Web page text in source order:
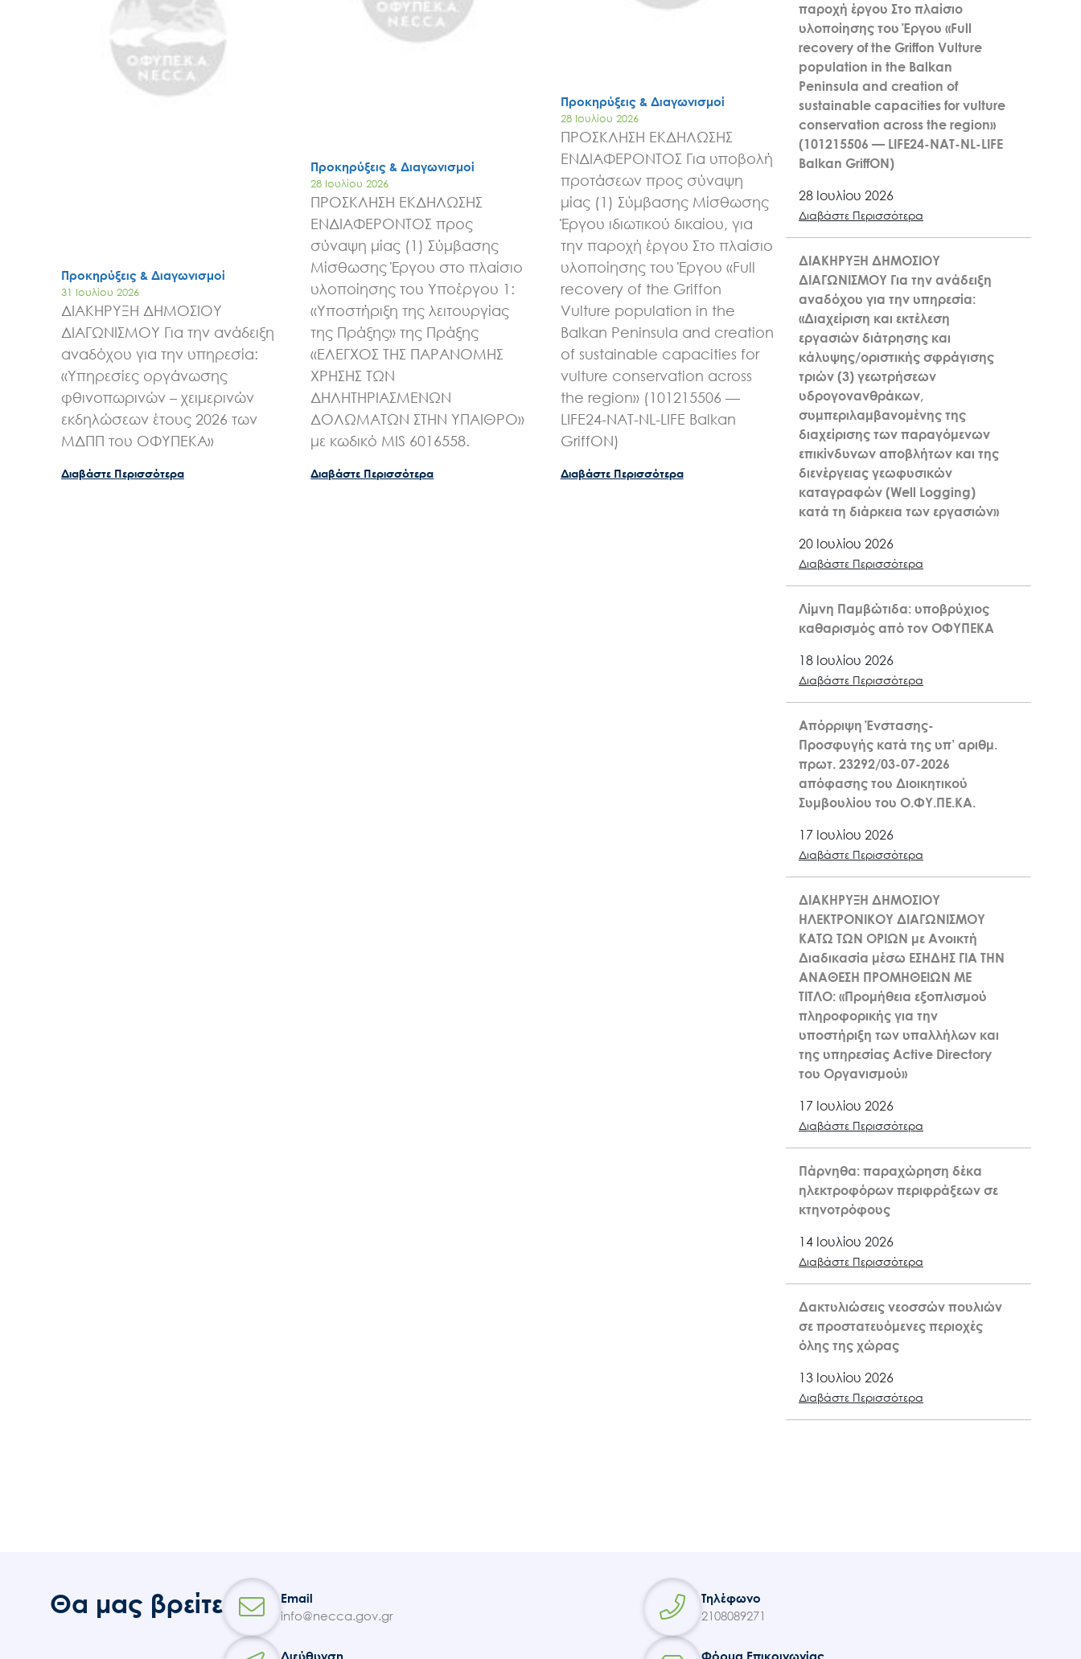
Προκηρύξεις & Διαγωνισμοί
31 Ιουλίου 2026
ΔΙΑΚΗΡΥΞΗ ΔΗΜΟΣΙΟΥ
ΔΙΑΓΩΝΙΣΜΟΥ Για την ανάδειξη
αναδόχου για την υπηρεσία:
«Υπηρεσίες οργάνωσης
φθινοπωρινών – χειμερινών
εκδηλώσεων έτους 2026 των
ΜΔΠΠ του ΟΦΥΠΕΚΑ»
Διαβάστε Περισσότερα
Προκηρύξεις & Διαγωνισμοί
28 Ιουλίου 2026
ΠΡΟΣΚΛΗΣΗ ΕΚΔΗΛΩΣΗΣ
ΕΝΔΙΑΦΕΡΟΝΤΟΣ προς
σύναψη μίας (1) Σύμβασης
Μίσθωσης Έργου στο πλαίσιο
υλοποίησης του Υποέργου 1:
«Υποστήριξη της λειτουργίας
της Πράξης» της Πράξης
«ΕΛΕΓΧΟΣ ΤΗΣ ΠΑΡΑΝΟΜΗΣ
ΧΡΗΣΗΣ ΤΩΝ
ΔΗΛΗΤΗΡΙΑΣΜΕΝΩΝ
ΔΟΛΩΜΑΤΩΝ ΣΤΗΝ ΥΠΑΙΘΡΟ»
με κωδικό MIS 6016558.
Διαβάστε Περισσότερα
Προκηρύξεις & Διαγωνισμοί
28 Ιουλίου 2026
ΠΡΟΣΚΛΗΣΗ ΕΚΔΗΛΩΣΗΣ
ΕΝΔΙΑΦΕΡΟΝΤΟΣ Για υποβολή
προτάσεων προς σύναψη
μίας (1) Σύμβασης Μίσθωσης
Έργου ιδιωτικού δικαίου, για
την παροχή έργου Στο πλαίσιο
υλοποίησης του Έργου «Full
recovery of the Griffon
Vulture population in the
Balkan Peninsula and creation
of sustainable capacities for
vulture conservation across
the region» (101215506 —
LIFE24-NAT-NL-LIFE Balkan
GriffON)
Διαβάστε Περισσότερα
παροχή έργου Στο πλαίσιο
υλοποίησης του Έργου «Full
recovery of the Griffon Vulture
population in the Balkan
Peninsula and creation of
sustainable capacities for vulture
conservation across the region»
(101215506 — LIFE24-NAT-NL-LIFE
Balkan GriffON)
28 Ιουλίου 2026
Διαβάστε Περισσότερα
ΔΙΑΚΗΡΥΞΗ ΔΗΜΟΣΙΟΥ
ΔΙΑΓΩΝΙΣΜΟΥ Για την ανάδειξη
αναδόχου για την υπηρεσία:
«Διαχείριση και εκτέλεση
εργασιών διάτρησης και
κάλυψης/οριστικής σφράγισης
τριών (3) γεωτρήσεων
υδρογονανθράκων,
συμπεριλαμβανομένης της
διαχείρισης των παραγόμενων
επικίνδυνων αποβλήτων και της
διενέργειας γεωφυσικών
καταγραφών (Well Logging)
κατά τη διάρκεια των εργασιών»
20 Ιουλίου 2026
Διαβάστε Περισσότερα
Λίμνη Παμβώτιδα: υποβρύχιος
καθαρισμός από τον ΟΦΥΠΕΚΑ
18 Ιουλίου 2026
Διαβάστε Περισσότερα
Απόρριψη Ένστασης-
Προσφυγής κατά της υπ’ αριθμ.
πρωτ. 23292/03-07-2026
απόφασης του Διοικητικού
Συμβουλίου του Ο.ΦΥ.ΠΕ.ΚΑ.
17 Ιουλίου 2026
Διαβάστε Περισσότερα
ΔΙΑΚΗΡΥΞΗ ΔΗΜΟΣΙΟΥ
ΗΛΕΚΤΡΟΝΙΚΟΥ ΔΙΑΓΩΝΙΣΜΟΥ
ΚΑΤΩ ΤΩΝ ΟΡΙΩΝ με Ανοικτή
Διαδικασία μέσω ΕΣΗΔΗΣ ΓΙΑ ΤΗΝ
ΑΝΑΘΕΣΗ ΠΡΟΜΗΘΕΙΩΝ ΜΕ
ΤΙΤΛΟ: «Προμήθεια εξοπλισμού
πληροφορικής για την
υποστήριξη των υπαλλήλων και
της υπηρεσίας Active Directory
του Οργανισμού»
17 Ιουλίου 2026
Διαβάστε Περισσότερα
Πάρνηθα: παραχώρηση δέκα
ηλεκτροφόρων περιφράξεων σε
κτηνοτρόφους
14 Ιουλίου 2026
Διαβάστε Περισσότερα
Δακτυλιώσεις νεοσσών πουλιών
σε προστατευόμενες περιοχές
όλης της χώρας
13 Ιουλίου 2026
Διαβάστε Περισσότερα
Θα μας βρείτε
Email
info@necca.gov.gr
Τηλέφωνο
2108089271
Διεύθυνση Φόρμα Επικοινωνίας